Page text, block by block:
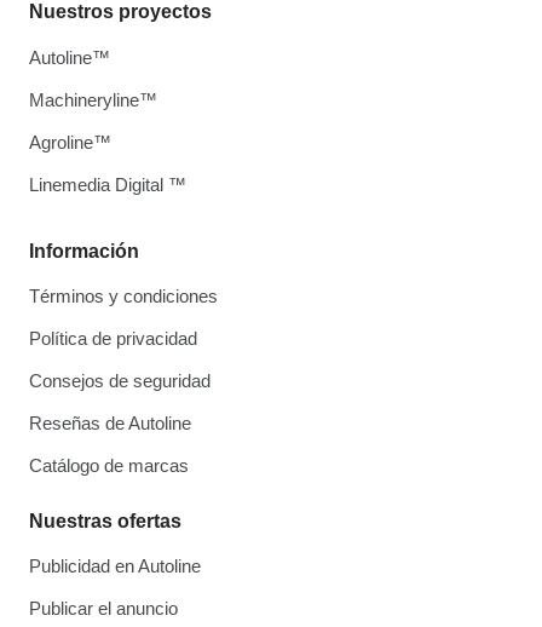
Información
Términos y condiciones
Política de privacidad
Consejos de seguridad
Reseñas de Autoline
Catálogo de marcas
Nuestras ofertas
Publicidad en Autoline
Publicar el anuncio
Nuestros proyectos
Autoline™
Machineryline™
Agroline™
Linemedia Digital ™